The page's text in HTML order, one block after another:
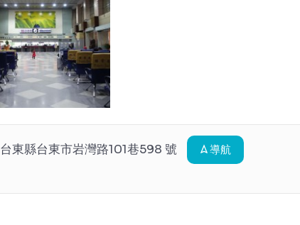
台東縣台東市岩灣路101巷598 號
導航